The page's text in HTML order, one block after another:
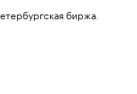
биржа